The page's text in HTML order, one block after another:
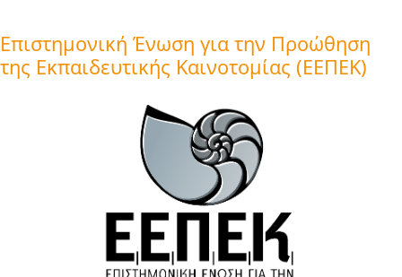
Επιστημονική Ένωση για την Προώθηση
της Εκπαιδευτικής Καινοτομίας (ΕΕΠΕΚ)